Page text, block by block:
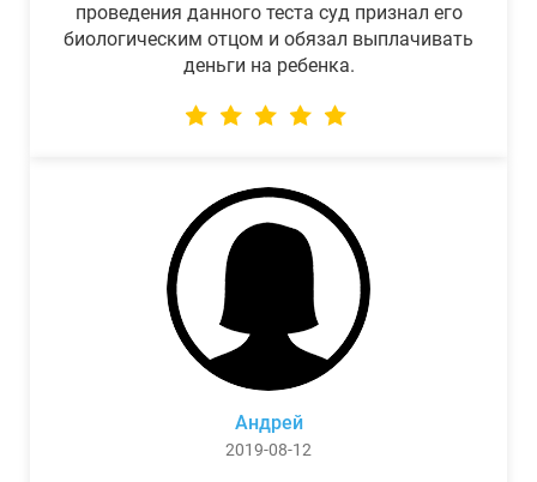
проведения данного теста суд признал его
биологическим отцом и обязал выплачивать
деньги на ребенка.
Андрей
2019-08-12